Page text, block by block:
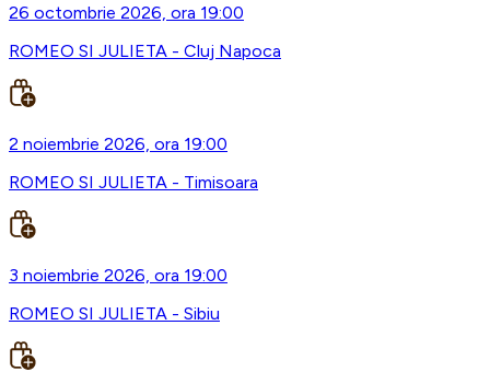
26 octombrie 2026, ora 19:00
ROMEO SI JULIETA - Cluj Napoca
2 noiembrie 2026, ora 19:00
ROMEO SI JULIETA - Timisoara
3 noiembrie 2026, ora 19:00
ROMEO SI JULIETA - Sibiu